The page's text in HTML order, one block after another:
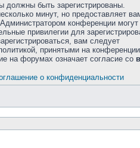
быть зарегистрированы.
минут, но предоставляет
конференции
привилегии для
вам следует
принятыми на
на форумах означает согласие со
о конфиденциальности